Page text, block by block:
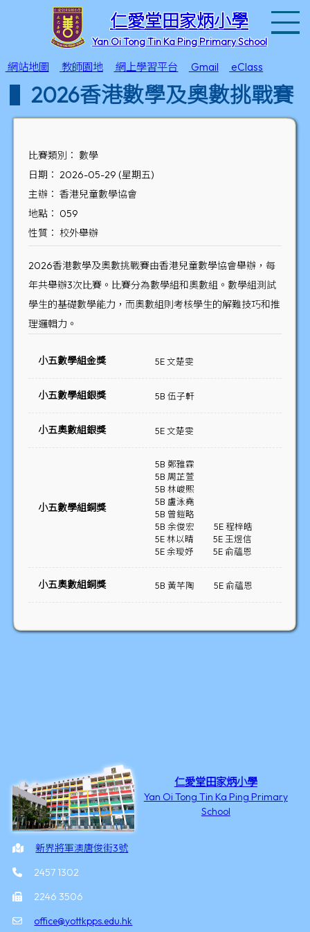
仁愛堂田家炳小學
Yan Oi Tong Tin Ka Ping Primary School
網站地圖 教師園地 網上學習平台 Gmail eClass
2026香港數學及奧數挑戰賽
比賽類別： 數學
日期： 2026-05-29 (星期五)
主辦： 香港兒童數學協會
地點： 059
性質： 校外舉辦
2026香港數學及奧數挑戰賽由香港兒童數學協會舉辦，每
年共舉辦3次比賽。比賽分為數學組和奧數組。數學組測試
學生的基礎數學能力，而奧數組則考核學生的解難技巧和推
理邏輯力。
小五數學組金獎 5E 文楚雯
小五數學組銀獎 5B 伍子軒
小五奧數組銀獎 5E 文楚雯
小五數學組銅獎
5B 鄭雅霖
5B 周芷萱
5B 林峻熙
5B 盧泳堯
5B 曾鎧略
5B 余俊宏
5E 程梓皓
5E 林以晴
5E 王煜信
5E 余璦妤
5E 俞蘊恩
小五奧數組銅獎 5B 黃芊陶 5E 俞蘊恩
仁愛堂田家炳小學
Yan Oi Tong Tin Ka Ping Primary
School
新界將軍澳唐俊街3號
2457 1302
2246 3506
office@yottkpps.edu.hk